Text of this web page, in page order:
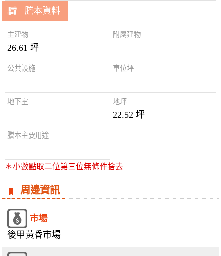
謄本資料
主建物
26.61 坪
附屬建物
公共設施 車位坪
地下室 地坪
22.52 坪
謄本主要用途
＊小數點取二位第三位無條件捨去
周邊資訊
市場
後甲黃昏市場